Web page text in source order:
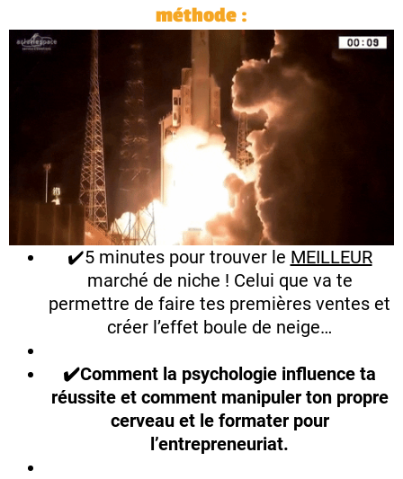
méthode :
✔️5 minutes pour trouver le MEILLEUR
marché de niche ! Celui que va te
permettre de faire tes premières ventes et
créer l’effet boule de neige…
✔️Comment la psychologie influence ta
réussite et comment manipuler ton propre
cerveau et le formater pour
l’entrepreneuriat.